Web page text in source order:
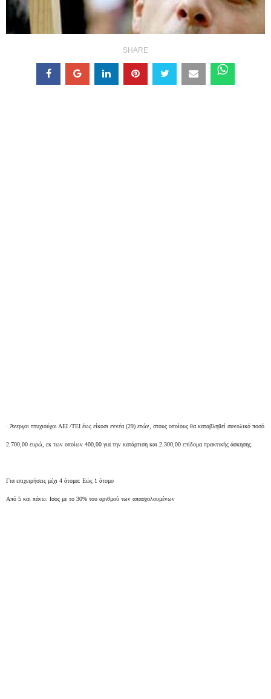
SHARE
· Άνεργοι πτυχιούχοι ΑΕΙ /ΤΕΙ έως είκοσι εννέα (29) ετών, στους οποίους θα καταβληθεί συνολικό ποσό
2.700,00 ευρώ, εκ των οποίων 400,00 για την κατάρτιση και 2.300,00 επίδομα πρακτικής άσκησης.
Για επιχειρήσεις μέχι 4 άτομα: Εώς 1 άτομο
Από 5 και πάνω: Ισος με το 30% του αριθμού των απασχολουμένων